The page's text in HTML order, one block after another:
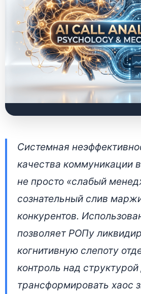
аудит
система
сделками
15 апреля 2026 • 👁 5 764
Системная
качества коммуникации
не просто «слабый
сознательный слив
конкурентов.
позволяет РОПу
когнитивную слепоту
контроль над структурой
трансформировать хаос